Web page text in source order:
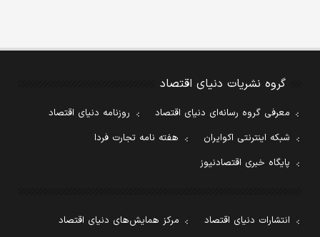
گروه نشریات دنیای اقتصاد
معرفی گروه رسانه‌ای دنیای اقتصاد
روزنامه دنیای اقتصاد
شبکه اینترنتی اکوایران
هفته نامه تجارت فردا
پایگاه خبری اقتصادنیوز
انتشارات دنیای اقتصاد
مرکز همایش‌های دنیای اقتصاد